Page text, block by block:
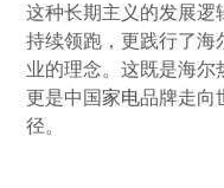
这种长期主义的发展逻
持续领跑，更践行了海
业的理念。这既是海尔
更是中国 家电品牌走向
径。